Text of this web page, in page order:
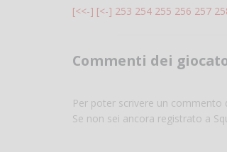
[<<-] [<-] 253 254 255 256 257
Commenti dei
Per poter scrivere un commento
Se non sei ancora registrato a